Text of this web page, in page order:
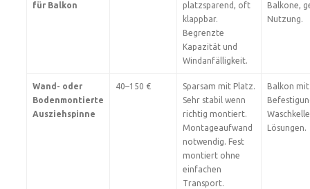
für Balkon
platzsparend, oft
klappbar.
Begrenzte
Kapazität und
Windanfälligkeit.
Balkone,
Nutzung.
Wand- oder
Bodenmontierte
Ausziehspinne
40–150 €
Sparsam mit Platz.
Sehr stabil wenn
richtig montiert.
Montageaufwand
notwendig. Fest
montiert ohne
einfachen
Transport.
Balkon mit
Lösungen.